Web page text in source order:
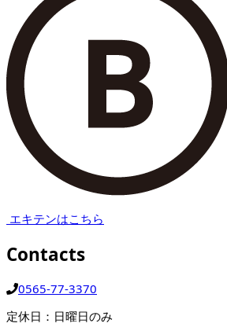
エキテンはこちら
Contacts
0565-77-3370
定休日：日曜日のみ